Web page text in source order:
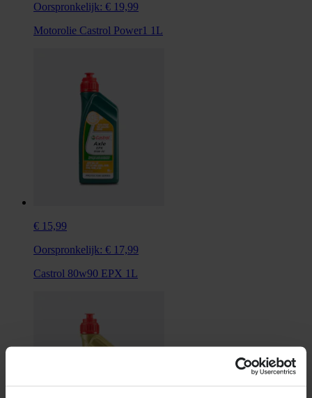
Oorspronkelijk: € 19,99
Motorolie Castrol Power1 1L
€ 15,99
Oorspronkelijk: € 17,99
Castrol 80w90 EPX 1L